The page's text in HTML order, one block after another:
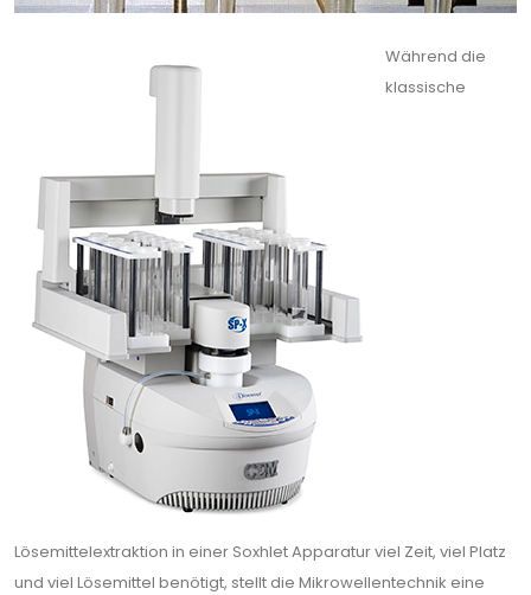
Während die
klassische
Lösemittelextraktion in einer Soxhlet Apparatur viel Zeit, viel Platz
und viel Lösemittel benötigt, stellt die Mikrowellentechnik eine